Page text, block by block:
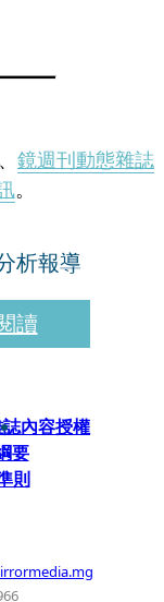
、 鏡週刊動態雜誌
。
析報導
讀
內容授權
要
則